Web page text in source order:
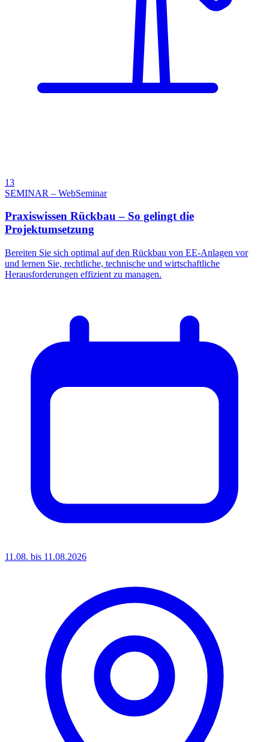
13
SEMINAR – WebSeminar
Praxiswissen Rückbau – So gelingt die
Projektumsetzung
Bereiten Sie sich optimal auf den Rückbau von EE-Anlagen vor
und lernen Sie, rechtliche, technische und wirtschaftliche
Herausforderungen effizient zu managen.
11.08. bis 11.08.2026